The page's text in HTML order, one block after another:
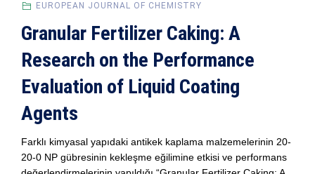
EUROPEAN JOURNAL OF CHEMISTRY
Granular Fertilizer Caking: A
Research on the Performance
Evaluation of Liquid Coating
Agents
Farklı kimyasal yapıdaki antikek kaplama malzemelerinin 20-
20-0 NP gübresinin kekleşme eğilimine etkisi ve performans